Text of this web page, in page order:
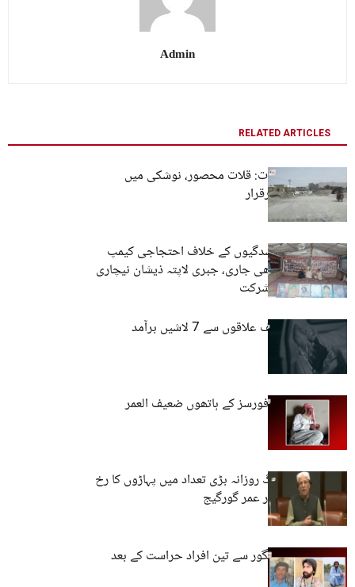
Admin
RELATED ARTICLES
سیکیورٹی خدشات: قلات محصور، نوشکی میں
سخت پابندیاں برقرار
کوئٹہ: جبری گمشدگیوں کے خلاف احتجاجی کیمپ
6312ویں روز بھی جاری، جبری لاپتہ ذیشان نیچاری
کے اہلِ خانہ کی شرکت
بلوچستان: مختلف علاقوں سے 7 لاشیں برآمد
گوادر: پاکستانی فورسز کے ہاتھوں ضعیف العمر
شخص لاپتہ
بلوچستان کے لوگ روزانہ بڑی تعداد میں پہاڑوں کا رخ
کر رہے ہیں۔ سردار عمر گورگیج
مستونگ اور پنجگور سے تین افراد حراست کے بعد
لاپتہ